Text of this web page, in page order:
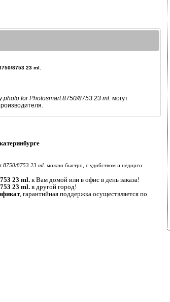
8753 23 ml.
for Photosmart 8750/8753 23 ml. могут
8753 23 ml. можно быстро, с удобством и недорго:
23 ml. к Вам домой или в офис в день заказа!
23 ml. в другой город!
, гарантийная поддержка осуществляется по